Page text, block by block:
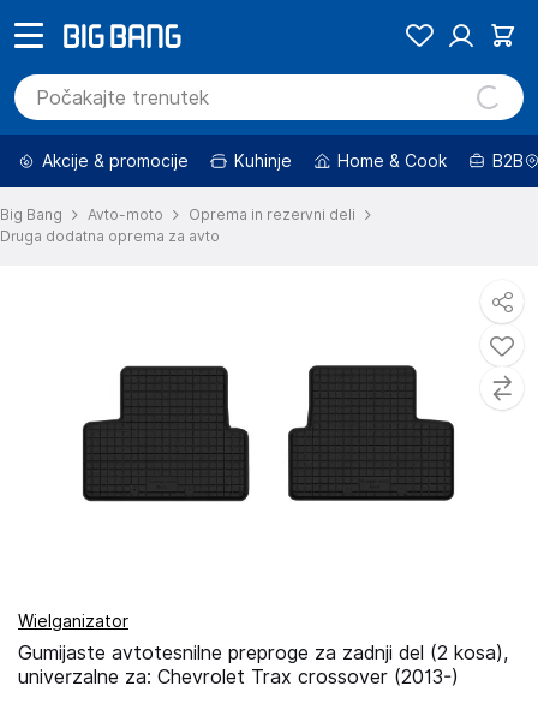
Akcije & promocije Kuhinje Home & Cook B2B
Big Bang Avto-moto
Oprema in rezervni deli
Druga dodatna oprema za avto
Wielganizator
Gumijaste avtotesnilne preproge za zadnji del (2 kosa),
univerzalne za: Chevrolet Trax crossover (2013-)